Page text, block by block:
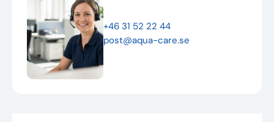
+46 31 52 22 44
post@aqua-care.se